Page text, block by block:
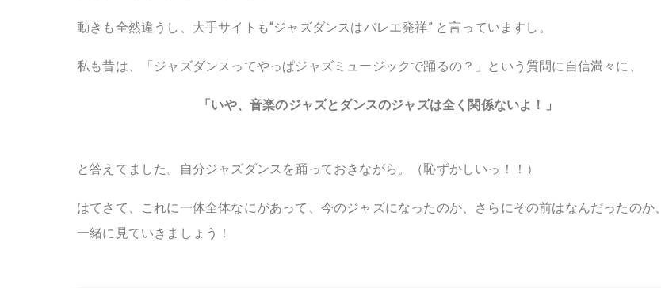
動きも全然違うし、大手サイトも“ジャズダンスはバレエ発祥” と言っていますし。
私も昔は、「ジャズダンスってやっぱジャズミュージックで踊るの？」という質問に自信満々に、
「いや、音楽のジャズとダンスのジャズは全く関係ないよ！」
と答えてました。自分ジャズダンスを踊っておきながら。（恥ずかしいっ！！）
はてさて、これに一体全体なにがあって、今のジャズになったのか、さらにその前はなんだったのか、
一緒に見ていきましょう！